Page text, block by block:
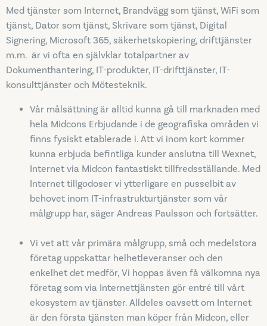
Med tjänster som Internet, Brandvägg som tjänst, WiFi som
tjänst, Dator som tjänst, Skrivare som tjänst, Digital
Signering, Microsoft 365, säkerhetskopiering, drifttjänster
m.m. är vi ofta en självklar totalpartner av
Dokumenthantering, IT-produkter, IT-drifttjänster, IT-
konsulttjänster och Mötesteknik.
Vår målsättning är alltid kunna gå till marknaden med
hela Midcons Erbjudande i de geografiska områden vi
finns fysiskt etablerade i. Att vi inom kort kommer
kunna erbjuda befintliga kunder anslutna till Wexnet,
Internet via Midcon fantastiskt tillfredsställande. Med
Internet tillgodoser vi ytterligare en pusselbit av
behovet inom IT-infrastrukturtjänster som vår
målgrupp har, säger Andreas Paulsson och fortsätter.
Vi vet att vår primära målgrupp, små och medelstora
företag uppskattar helhetleveranser och den
enkelhet det medför, Vi hoppas även få välkomna nya
företag som via Internettjänsten gör entré till vårt
ekosystem av tjänster. Alldeles oavsett om Internet
är den första tjänsten man köper från Midcon, eller